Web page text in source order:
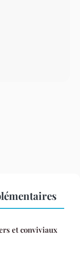
et conviviaux